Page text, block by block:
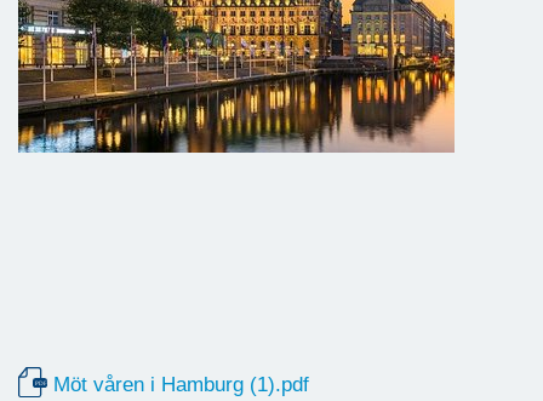
Möt våren i Hamburg (1).pdf